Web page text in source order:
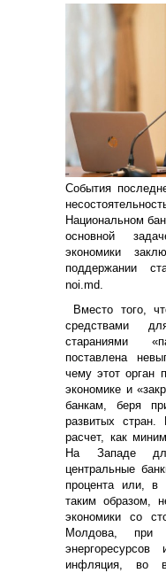
События
Национальном
основной
экономики
поддержании
noi.md.
Вместо того,
средствами
стараниями
поставлена
чему этот орган
экономике и
банкам, беря
развитых
расчет, как
На Западе
центральные
процента или, в
таким образом,
экономики со
Молдова, при
энергоресурсов
инфляция, во